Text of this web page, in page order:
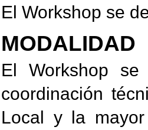
El Workshop se
MODALIDAD
El Workshop
coordinación
Local y la